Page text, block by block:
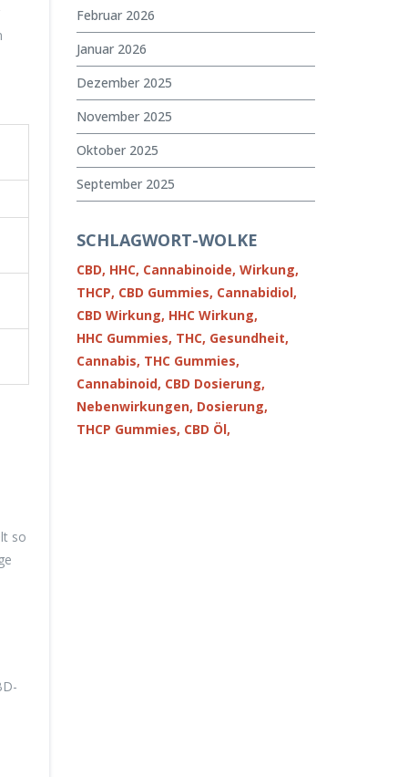
so
Februar 2026
Januar 2026
Dezember 2025
November 2025
Oktober 2025
September 2025
SCHLAGWORT-WOLKE
CBD, HHC, Cannabinoide, Wirkung,
THCP, CBD Gummies, Cannabidiol,
CBD Wirkung, HHC Wirkung,
HHC Gummies, THC, Gesundheit,
Cannabis, THC Gummies,
Cannabinoid, CBD Dosierung,
Nebenwirkungen, Dosierung,
THCP Gummies, CBD Öl,